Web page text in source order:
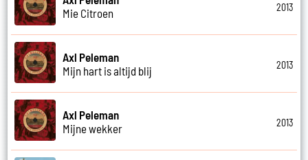
Mie Citroen
2013
Axl Peleman
Mijn hart is altijd blij
2013
Axl Peleman
Mijne wekker
2013